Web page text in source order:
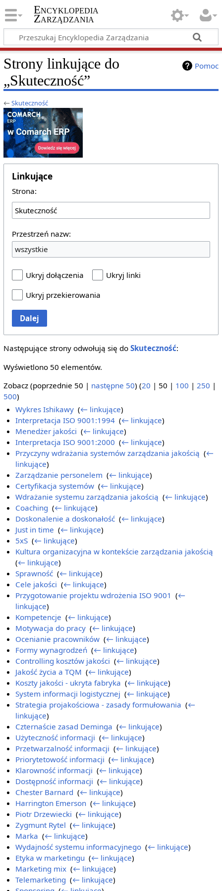
Encyklopedia
Zarządzania
Pomoc
Strony linkujące do
„Skuteczność”
←Skuteczność
Linkujące
Strona:
Przestrzeń nazw:
wszystkie
Ukryj dołączenia
Ukryj linki
Ukryj przekierowania
Dalej
Następujące strony odwołują się do Skuteczność:
Wyświetlono 50 elementów.
Zobacz (poprzednie 50 | następne 50) (20 | 50 | 100 | 250 |
500)
Wykres Ishikawy ‎(← linkujące)
Interpretacja ISO 9001:1994 ‎(← linkujące)
Menedżer jakości ‎(← linkujące)
Interpretacja ISO 9001:2000 ‎(← linkujące)
Przyczyny wdrażania systemów zarządzania jakością ‎(←
linkujące)
Zarządzanie personelem ‎(← linkujące)
Certyfikacja systemów ‎(← linkujące)
Wdrażanie systemu zarządzania jakością ‎(← linkujące)
Coaching ‎(← linkujące)
Doskonalenie a doskonałość ‎(← linkujące)
Just in time ‎(← linkujące)
5xS ‎(← linkujące)
Kultura organizacyjna w kontekście zarządzania jakością
(← linkujące)
Sprawność ‎(← linkujące)
Cele jakości ‎(← linkujące)
Przygotowanie projektu wdrożenia ISO 9001 ‎(←
linkujące)
Kompetencje ‎(← linkujące)
Motywacja do pracy ‎(← linkujące)
Ocenianie pracowników ‎(← linkujące)
Formy wynagrodzeń ‎(← linkujące)
Controlling kosztów jakości ‎(← linkujące)
Jakość życia a TQM ‎(← linkujące)
Koszty jakości - ukryta fabryka ‎(← linkujące)
System informacji logistycznej ‎(← linkujące)
Strategia projakościowa - zasady formułowania ‎(←
linkujące)
Czternaście zasad Deminga ‎(← linkujące)
Użyteczność informacji ‎(← linkujące)
Przetwarzalność informacji ‎(← linkujące)
Priorytetowość informacji ‎(← linkujące)
Klarowność informacji ‎(← linkujące)
Dostępność informacji ‎(← linkujące)
Chester Barnard ‎(← linkujące)
Harrington Emerson ‎(← linkujące)
Piotr Drzewiecki ‎(← linkujące)
Zygmunt Rytel ‎(← linkujące)
Marka ‎(← linkujące)
Wydajność systemu informacyjnego ‎(← linkujące)
Etyka w marketingu ‎(← linkujące)
Marketing mix ‎(← linkujące)
Telemarketing ‎(← linkujące)